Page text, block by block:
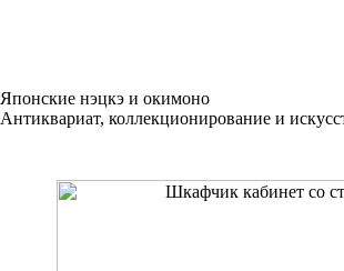
Японские нэцкэ и окимоно
Антиквариат, коллекционирование и